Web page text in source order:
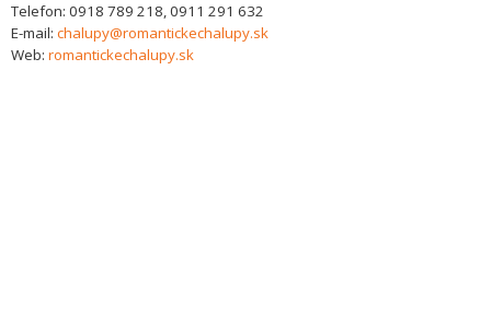
Telefon: 0918 789 218, 0911 291 632
E-mail: chalupy@romantickechalupy.sk
Web: romantickechalupy.sk